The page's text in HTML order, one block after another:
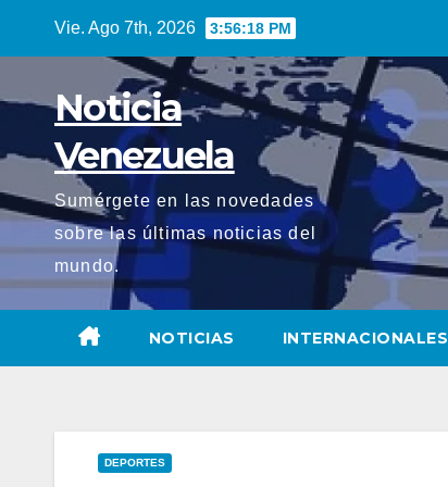
Vie. Ago 7th, 2026 3:56:19 PM
Noticia
Venezuela
Sumérgete en las novedades
sobre las últimas noticias del
mundo.
NOTICIAS INTERNACIONALES
DEPORTES